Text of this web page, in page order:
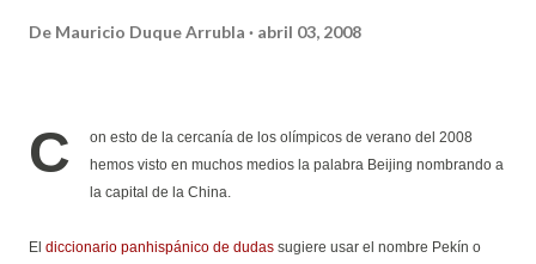
De Mauricio Duque Arrubla abril 03, 2008
C
on esto de la cercanía de los olímpicos de verano del 2008
hemos visto en muchos medios la palabra Beijing nombrando a
la capital de la China.
El diccionario panhispánico de dudas sugiere usar el nombre Pekín o